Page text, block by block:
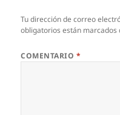
Tu dirección de correo
obligatorios están
COMENTARIO *